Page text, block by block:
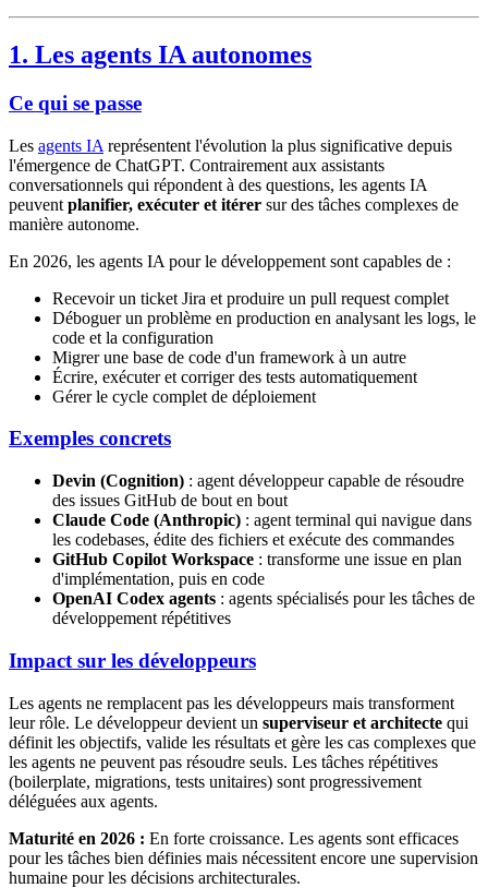
1. Les agents IA autonomes
Ce qui se passe
Les agents IA représentent l'évolution la plus significative depuis
l'émergence de ChatGPT. Contrairement aux assistants
conversationnels qui répondent à des questions, les agents IA
peuvent planifier, exécuter et itérer sur des tâches complexes de
manière autonome.
En 2026, les agents IA pour le développement sont capables de :
Recevoir un ticket Jira et produire un pull request complet
Déboguer un problème en production en analysant les logs, le
code et la configuration
Migrer une base de code d'un framework à un autre
Écrire, exécuter et corriger des tests automatiquement
Gérer le cycle complet de déploiement
Exemples concrets
Devin (Cognition) : agent développeur capable de résoudre
des issues GitHub de bout en bout
Claude Code (Anthropic) : agent terminal qui navigue dans
les codebases, édite des fichiers et exécute des commandes
GitHub Copilot Workspace : transforme une issue en plan
d'implémentation, puis en code
OpenAI Codex agents : agents spécialisés pour les tâches de
développement répétitives
Impact sur les développeurs
Les agents ne remplacent pas les développeurs mais transforment
leur rôle. Le développeur devient un superviseur et architecte qui
définit les objectifs, valide les résultats et gère les cas complexes que
les agents ne peuvent pas résoudre seuls. Les tâches répétitives
(boilerplate, migrations, tests unitaires) sont progressivement
déléguées aux agents.
Maturité en 2026 : En forte croissance. Les agents sont efficaces
pour les tâches bien définies mais nécessitent encore une supervision
humaine pour les décisions architecturales.